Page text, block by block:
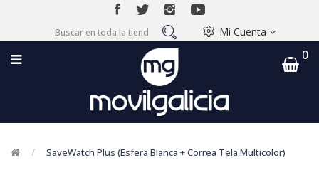
Mi Cuenta
0
SaveWatch Plus (Esfera Blanca + Correa Tela Multicolor)